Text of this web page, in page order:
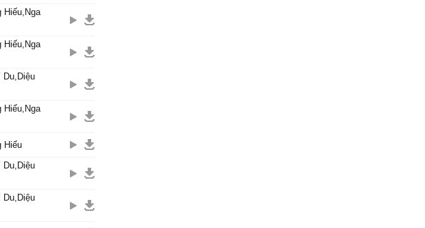
Hiếu,Nga
Hiếu,Nga
Hiếu,Nga
Hiếu